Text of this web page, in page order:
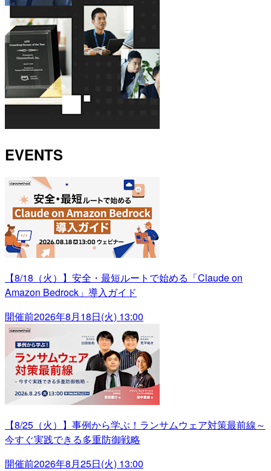
EVENTS
【8/18（火）】安全・最短ルートで始める「Claude on
Amazon Bedrock」導入ガイド
開催前2026年8月18日(火) 13:00
【8/25（火）】事例から学ぶ！ランサムウェア対策最前線～
今すぐ実践できる多重防御戦略
開催前2026年8月25日(火) 13:00